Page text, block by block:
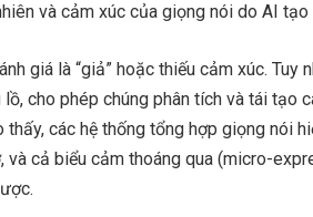
và cảm xúc của giọng nói do AI tạo
giá là “giả” hoặc thiếu cảm xúc. Tuy
cho phép chúng phân tích và tái tạo
các hệ thống tổng hợp giọng nói
và cả biểu cảm thoáng qua (micro-